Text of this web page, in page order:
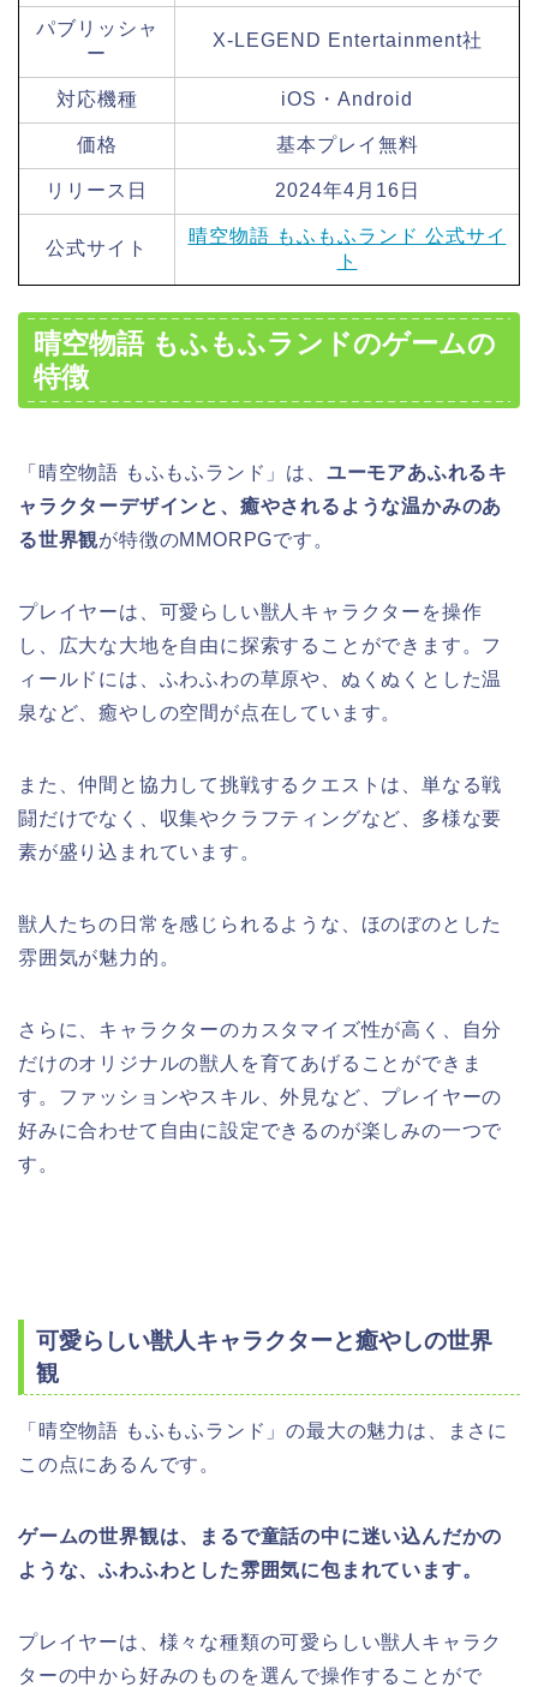
パブリッシャ
ー
X-LEGEND Entertainment社
対応機種 iOS・Android
価格 基本プレイ無料
リリース日 2024年4月16日
公式サイト
晴空物語 もふもふランド 公式サイ
ト
晴空物語 もふもふランドのゲームの
特徴
「晴空物語 もふもふランド」は、 ユーモアあふれるキ
ャラクターデザインと、癒やされるような温かみのあ
る世界観が特徴のMMORPGです。
プレイヤーは、可愛らしい獣人キャラクターを操作
し、広大な大地を自由に探索することができます。フ
ィールドには、ふわふわの草原や、ぬくぬくとした温
泉など、癒やしの空間が点在しています。
また、仲間と協力して挑戦するクエストは、単なる戦
闘だけでなく、収集やクラフティングなど、多様な要
素が盛り込まれています。
獣人たちの日常を感じられるような、ほのぼのとした
雰囲気が魅力的。
さらに、キャラクターのカスタマイズ性が高く、自分
だけのオリジナルの獣人を育てあげることができま
す。ファッションやスキル、外見など、プレイヤーの
好みに合わせて自由に設定できるのが楽しみの一つで
す。
可愛らしい獣人キャラクターと癒やしの世界
観
「晴空物語 もふもふランド」の最大の魅力は、まさに
この点にあるんです。
ゲームの世界観は、まるで童話の中に迷い込んだかの
ような、ふわふわとした雰囲気に包まれています。
プレイヤーは、様々な種類の可愛らしい獣人キャラク
ターの中から好みのものを選んで操作することがで